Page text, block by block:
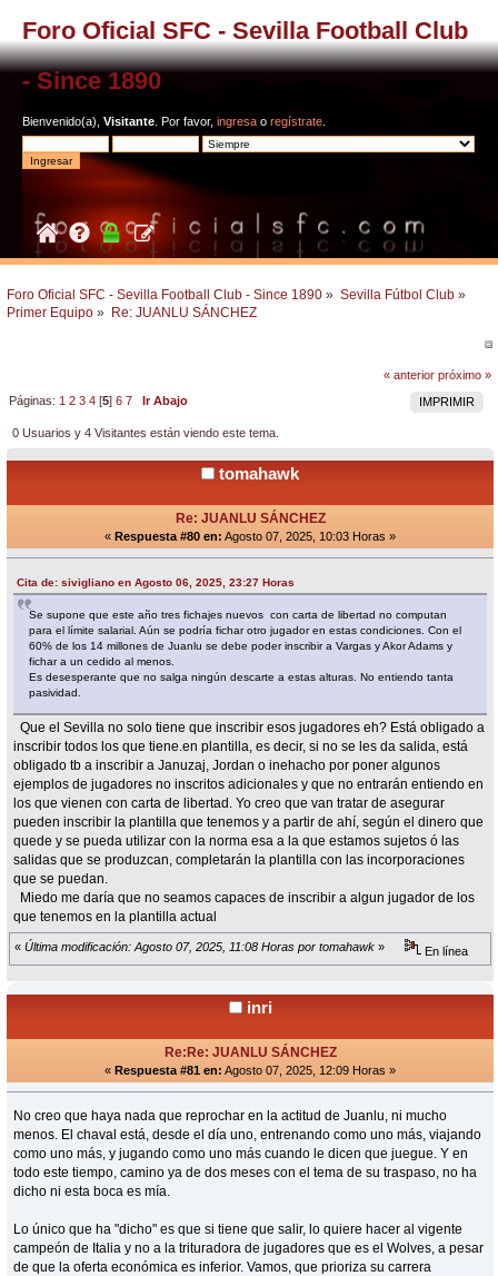
Foro Oficial SFC - Sevilla Football Club
- Since 1890
Bienvenido(a), Visitante . Por favor, ingresa o regístrate
Foro Oficial SFC - Sevilla Football Club - Since 1890 » Sevilla Fútbol Club »
Primer Equipo » Re: JUANLU SÁNCHEZ
« anterior próximo »
IMPRIMIR
Páginas: 1 2 3 4 [5]6 7 Ir Abajo
0 Usuarios y 4 Visitantes están viendo este tema.
tomahawk
Re: JUANLU SÁNCHEZ
« Respuesta #80 en: Agosto 07, 2025, 10:03 Horas »
Cita de: sivigliano en Agosto 06, 2025, 23:27 Horas
Se supone que este año tres fichajes nuevos con carta de libertad no computan
para el límite salarial. Aún se podría fichar otro jugador en estas condiciones. Con el
60% de los 14 millones de Juanlu se debe poder inscribir a Vargas y Akor Adams y
fichar a un cedido al menos.
Es desesperante que no salga ningún descarte a estas alturas. No entiendo tanta
pasividad.
Que el Sevilla no solo tiene que inscribir esos jugadores eh? Está obligado a
inscribir todos los que tiene.en plantilla, es decir, si no se les da salida, está
obligado tb a inscribir a Januzaj, Jordan o inehacho por poner algunos
ejemplos de jugadores no inscritos adicionales y que no entrarán entiendo en
los que vienen con carta de libertad. Yo creo que van tratar de asegurar
pueden inscribir la plantilla que tenemos y a partir de ahí, según el dinero que
quede y se pueda utilizar con la norma esa a la que estamos sujetos ó las
salidas que se produzcan, completarán la plantilla con las incorporaciones
que se puedan.
Miedo me daría que no seamos capaces de inscribir a algun jugador de los
que tenemos en la plantilla actual
« Última modificación: Agosto 07, 2025, 11:08 Horas por tomahawk » En línea
inri
Re:Re: JUANLU SÁNCHEZ
« Respuesta #81 en: Agosto 07, 2025, 12:09 Horas »
No creo que haya nada que reprochar en la actitud de Juanlu, ni mucho
menos. El chaval está, desde el día uno, entrenando como uno más, viajando
como uno más, y jugando como uno más cuando le dicen que juegue. Y en
todo este tiempo, camino ya de dos meses con el tema de su traspaso, no ha
dicho ni esta boca es mía.
Lo único que ha "dicho" es que si tiene que salir, lo quiere hacer al vigente
campeón de Italia y no a la trituradora de jugadores que es el Wolves, a pesar
de que la oferta económica es inferior. Vamos, que prioriza su carrera